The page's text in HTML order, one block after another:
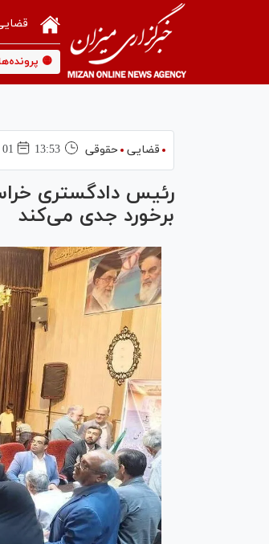
🟡
قضایی حقوقی 13:53 01 خرداد 1405
رئیس دادگستری
برخورد جدی می‌کند